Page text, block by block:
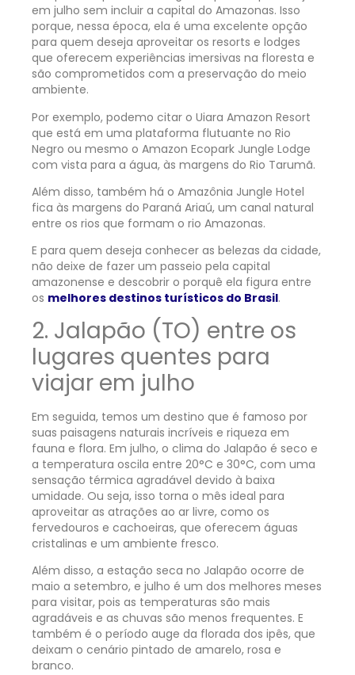
em julho sem incluir a capital do Amazonas. Isso
porque, nessa época, ela é uma excelente opção
para quem deseja aproveitar os resorts e lodges
que oferecem experiências imersivas na floresta e
são comprometidos com a preservação do meio
ambiente.
Por exemplo, podemo citar o Uiara Amazon Resort
que está em uma plataforma flutuante no Rio
Negro ou mesmo o Amazon Ecopark Jungle Lodge
com vista para a água, às margens do Rio Tarumã.
Além disso, também há o Amazônia Jungle Hotel
fica às margens do Paraná Ariaú, um canal natural
entre os rios que formam o rio Amazonas.
E para quem deseja conhecer as belezas da cidade,
não deixe de fazer um passeio pela capital
amazonense e descobrir o porquê ela figura entre
os melhores destinos turísticos do Brasil.
2. Jalapão (TO) entre os
lugares quentes para
viajar em julho
Em seguida, temos um destino que é famoso por
suas paisagens naturais incríveis e riqueza em
fauna e flora. Em julho, o clima do Jalapão é seco e
a temperatura oscila entre 20°C e 30°C, com uma
sensação térmica agradável devido à baixa
umidade. Ou seja, isso torna o mês ideal para
aproveitar as atrações ao ar livre, como os
fervedouros e cachoeiras, que oferecem águas
cristalinas e um ambiente fresco.
Além disso, a estação seca no Jalapão ocorre de
maio a setembro, e julho é um dos melhores meses
para visitar, pois as temperaturas são mais
agradáveis e as chuvas são menos frequentes. E
também é o período auge da florada dos ipês, que
deixam o cenário pintado de amarelo, rosa e
branco.